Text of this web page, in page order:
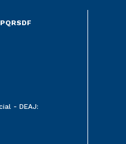
PQRSDF
- DEAJ: